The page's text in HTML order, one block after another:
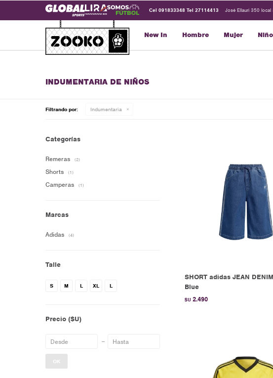
New In Hombre Mujer
Cel 091833348 Tel 27114413 José Ellauri 350
INDUMENTARIA DE NIÑOS
Filtrando por: Indumentaria
SHORT adidas JEAN
Blue
$U 2.490
Categorías
Remeras (2)
Shorts (1)
Camperas (1)
Marcas
Adidas (4)
Talle
S M L XL L
Precio ($U)
OK